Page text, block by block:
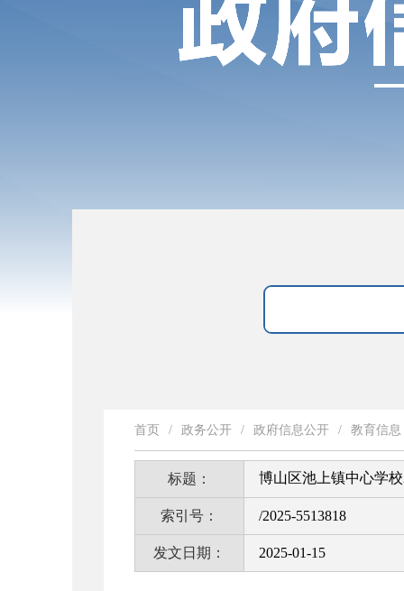
首页 / 政务公开 / 政府信息公开 / 教育信息
标题： 博山区池上镇中心学
索引号： /2025-5513818
发文日期： 2025-01-15